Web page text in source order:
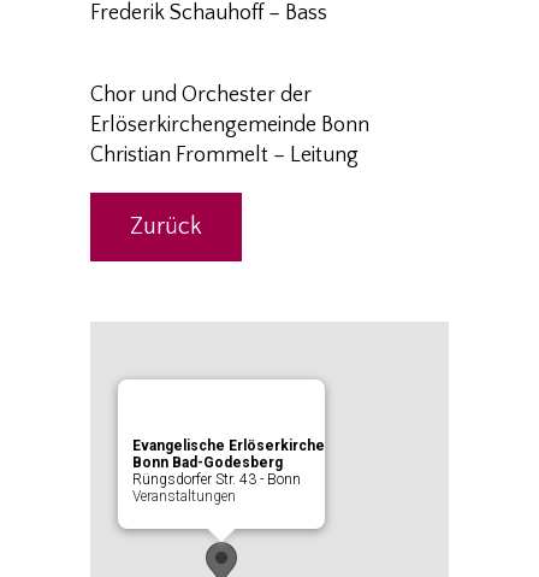
Frederik Schauhoff – Bass
Chor und Orchester der
Erlöserkirchengemeinde Bonn
Christian Frommelt – Leitung
Zurück
Evangelische Erlöserkirche
Bonn Bad-Godesberg
Rüngsdorfer Str. 43 - Bonn
Veranstaltungen